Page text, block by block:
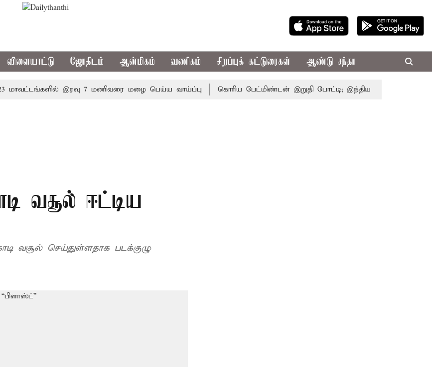
விளையாட்டு ஜோதிடம் ஆன்மிகம் வணிகம் சிறப்புக் கட்டுரைகள் ஆண்டு சந்தா
இரவு 7 மணிவரை மழை பெய்ய வாய்ப்பு கொரிய பேட்மிண்டன் இறுதி போட்டி; இந்திய வீராங்கனை
வசூல் ஈட்டிய
வசூல் செய்துள்ளதாக படக்குழு